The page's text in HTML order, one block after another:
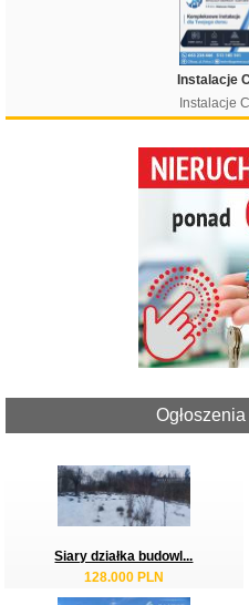
Instalacje
Instalacje
Siary działka budowl...
128.000 PLN